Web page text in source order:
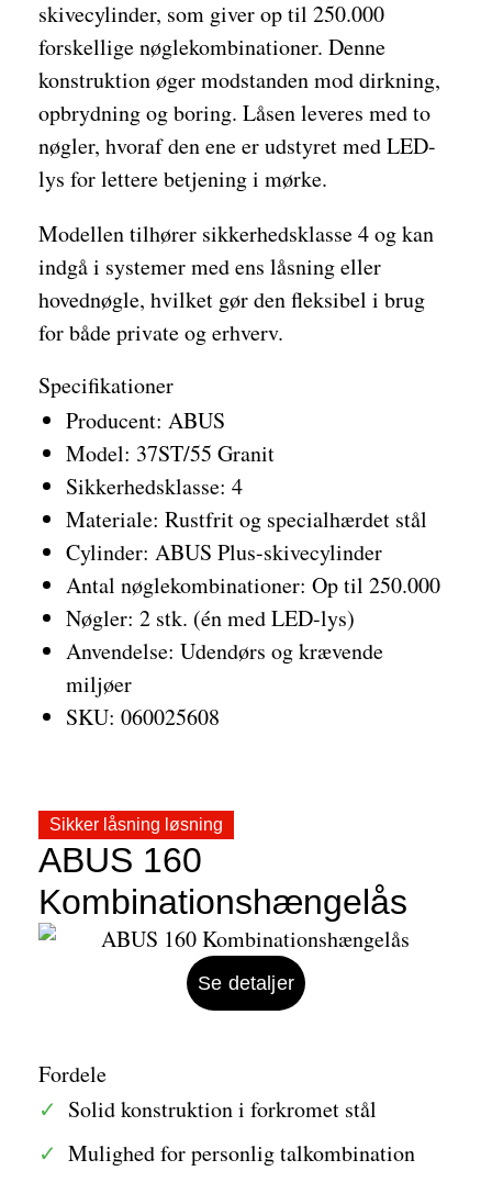
skivecylinder, som giver op til 250.000
forskellige nøglekombinationer. Denne
konstruktion øger modstanden mod dirkning,
opbrydning og boring. Låsen leveres med to
nøgler, hvoraf den ene er udstyret med LED-
lys for lettere betjening i mørke.
Modellen tilhører sikkerhedsklasse 4 og kan
indgå i systemer med ens låsning eller
hovednøgle, hvilket gør den fleksibel i brug
for både private og erhverv.
Specifikationer
Producent: ABUS
Model: 37ST/55 Granit
Sikkerhedsklasse: 4
Materiale: Rustfrit og specialhærdet stål
Cylinder: ABUS Plus-skivecylinder
Antal nøglekombinationer: Op til 250.000
Nøgler: 2 stk. (én med LED-lys)
Anvendelse: Udendørs og krævende
miljøer
SKU: 060025608
Sikker låsning løsning
ABUS 160
Kombinationshængelås
Fordele
Solid konstruktion i forkromet stål
Mulighed for personlig talkombination
Se detaljer